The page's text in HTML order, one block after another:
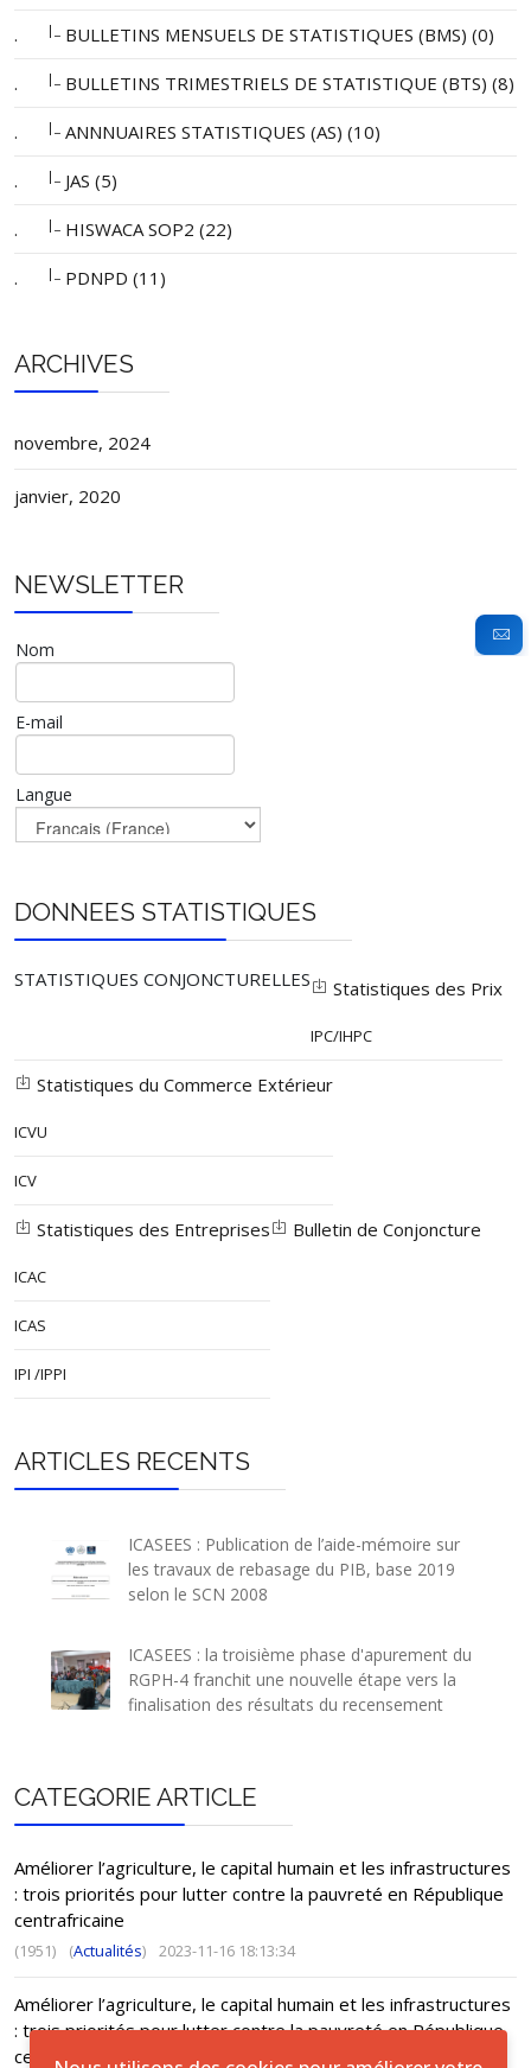
. |_ BULLETINS MENSUELS DE STATISTIQUES (BMS) (0)
. |_ BULLETINS TRIMESTRIELS DE STATISTIQUE (BTS) (8)
. |_ ANNNUAIRES STATISTIQUES (AS) (10)
. |_ JAS (5)
. |_ HISWACA SOP2 (22)
. |_ PDNPD (11)
ARCHIVES
novembre, 2024
janvier, 2020
NEWSLETTER
Nom
E-mail
Langue
DONNEES STATISTIQUES
STATISTIQUES CONJONCTURELLES Statistiques des Prix
IPC/IHPC
Statistiques du Commerce Extérieur
ICVU
ICV
Statistiques des Entreprises
ICAC
ICAS
IPI /IPPI
Bulletin de Conjoncture
ARTICLES RECENTS
ICASEES : Publication de l’aide-mémoire sur
les travaux de rebasage du PIB, base 2019
selon le SCN 2008
ICASEES : la troisième phase d'apurement du
RGPH-4 franchit une nouvelle étape vers la
finalisation des résultats du recensement
CATEGORIE ARTICLE
Améliorer l’agriculture, le capital humain et les infrastructures
: trois priorités pour lutter contre la pauvreté en République
centrafricaine
(1951) (Actualités) 2023-11-16 18:13:34
Améliorer l’agriculture, le capital humain et les infrastructures
: trois priorités pour lutter contre la pauvreté en République
centrafricaine